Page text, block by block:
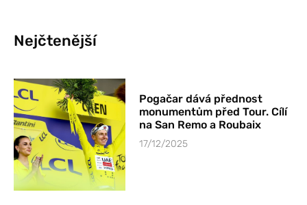
Nejčtenější
Pogačar dává přednost
monumentům před Tour. Cílí
na San Remo a Roubaix
17/12/2025